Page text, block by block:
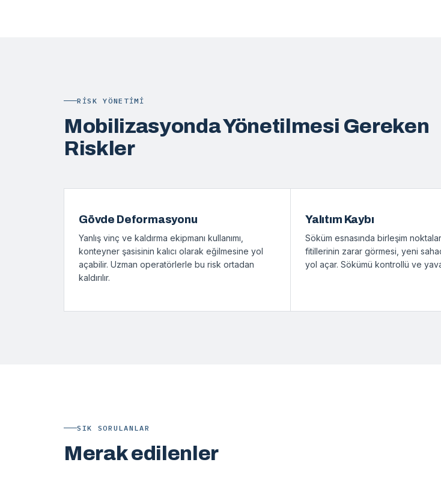
RISK YÖNETIMI
Mobilizasyonda Yönetilmesi Gereken
Riskler
Gövde Deformasyonu
Yanlış vinç ve kaldırma ekipmanı kullanımı,
konteyner şasisinin kalıcı olarak eğilmesine yol
açabilir. Uzman operatörlerle bu risk ortadan
kaldırılır.
Yalıtım Kaybı
Söküm esnasında birleşim
fitillerinin zarar görmesi, yeni
yol açar. Sökümü kontrollü ve
SIK SORULANLAR
Merak edilenler